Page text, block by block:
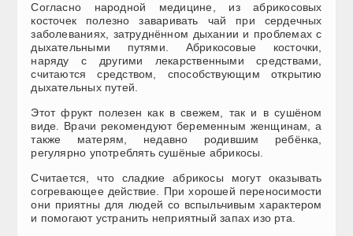
Согласно народной медицине, из абрикосовых
косточек полезно заваривать чай при сердечных
заболеваниях, затруднённом дыхании и проблемах с
дыхательными путями. Абрикосовые косточки,
наряду с другими лекарственными средствами,
считаются средством, способствующим открытию
дыхательных путей.
Этот фрукт полезен как в свежем, так и в сушёном
виде. Врачи рекомендуют беременным женщинам, а
также матерям, недавно родившим ребёнка,
регулярно употреблять сушёные абрикосы.
Считается, что сладкие абрикосы могут оказывать
согревающее действие. При хорошей переносимости
они приятны для людей со вспыльчивым характером
и помогают устранить неприятный запах изо рта.